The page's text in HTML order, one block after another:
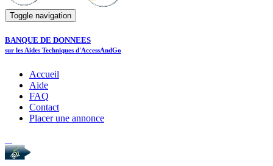
Toggle navigation
BANQUE DE DONNEES
sur les Aides Techniques d'AccessAndGo
Accueil
Aide
FAQ
Contact
Placer une annonce